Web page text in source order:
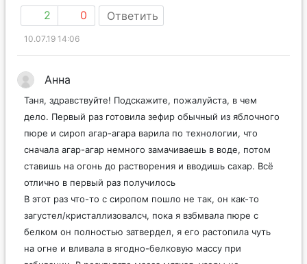
2 0 Ответить
10.07.19 14:06
Анна
Таня, здравствуйте! Подскажите, пожалуйста, в чем
дело. Первый раз готовила зефир обычный из яблочного
пюре и сироп агар-агара варила по технологии, что
сначала агар-агар немного замачиваешь в воде, потом
ставишь на огонь до растворения и вводишь сахар. Всё
отлично в первый раз получилось
В этот раз что-то с сиропом пошло не так, он как-то
загустел/кристаллизовалсч, пока я взбмвала пюре с
белком он полностью затвердел, я его растопила чуть
на огне и вливала в ягодно-белковую массу при